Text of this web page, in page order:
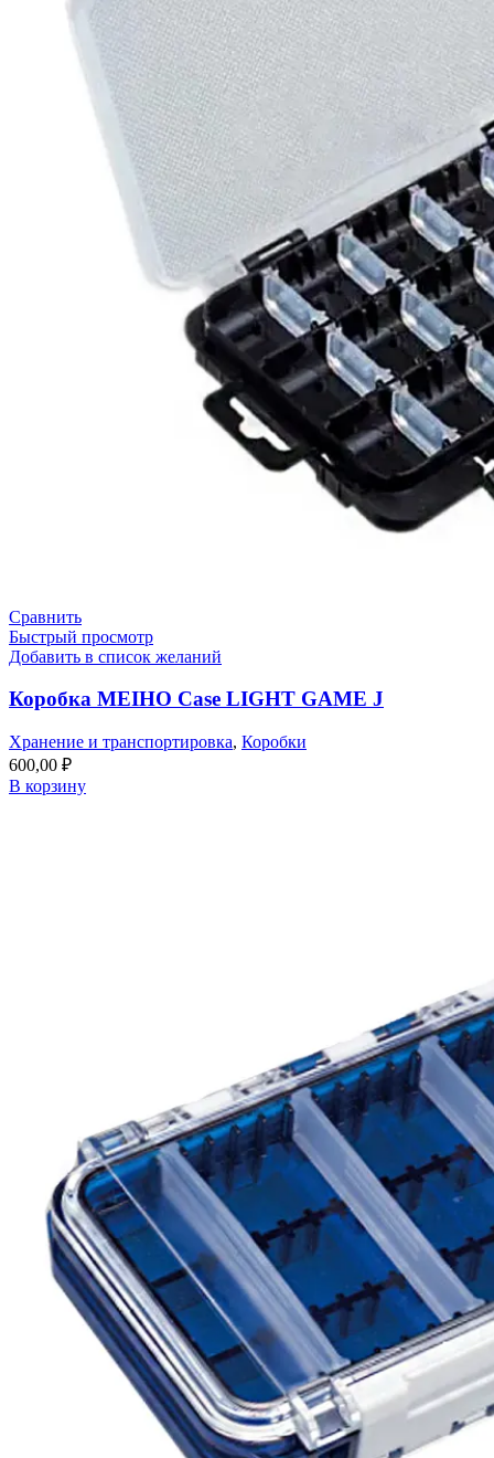
Сравнить
Быстрый просмотр
Добавить в список желаний
Коробка MEIHO Case LIGHT GAME J
Хранение и транспортировка, Коробки
600,00 ₽
В корзину